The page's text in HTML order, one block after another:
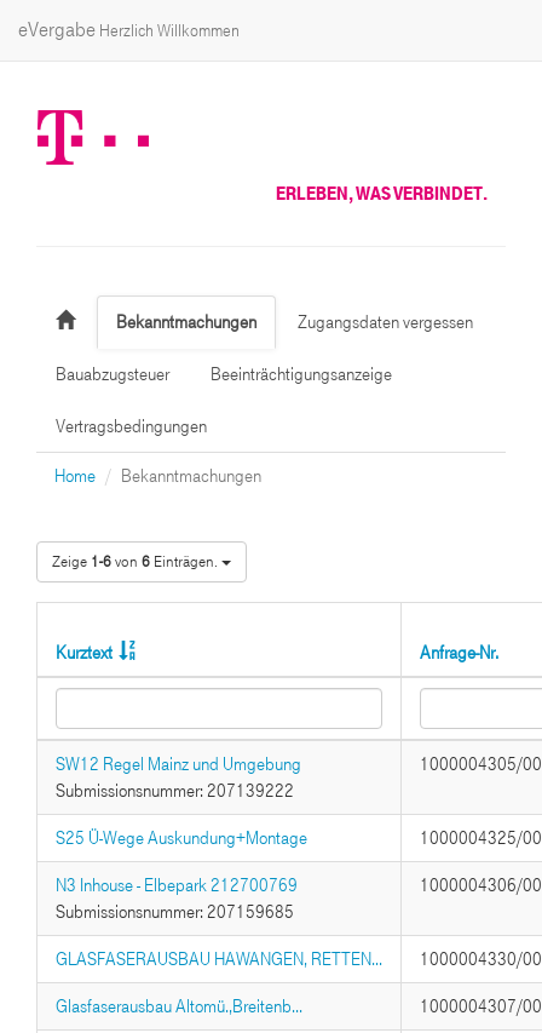
eVergabe Herzlich Willkommen
ERLEBEN, WAS VERBINDET.
Bekanntmachungen Zugangsdaten vergessen
Bauabzugsteuer Beeinträchtigungsanzeige
Vertragsbedingungen
Home Bekanntmachungen
Zeige 1-6von 6 Einträgen.
Kurztext Anfrage-Nr.
SW12 Regel Mainz und Umgebung
Submissionsnummer: 207139222
1000004305/
S25 Ü-Wege Auskundung+Montage 1000004325/
N3 Inhouse - Elbepark 212700769
Submissionsnummer: 207159685
1000004306/
GLASFASERAUSBAU HAWANGEN, RETTEN... 1000004330/
Glasfaserausbau Altomü.,Breitenb... 1000004307/